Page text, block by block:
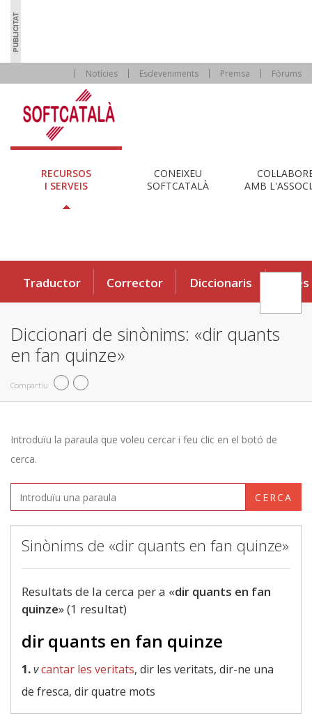
Notícies Esdeveniments Premsa Fòrums
RECURSOS
I SERVEIS
CONEIXEU
SOFTCATALÀ
AMB
Traductor Corrector Diccionaris Eines
Diccionari de sinònims: «dir quants
en fan quinze»
Compartiu
Introduïu la paraula que voleu cercar i feu clic en el botó de
cerca.
CERCA
Sinònims de «dir quants en fan quinze»
Resultats de la cerca per a «dir quants en fan
quinze» (1 resultat)
dir quants en fan quinze
1.vcantar les veritats, dir les veritats, dir-ne una
de fresca, dir quatre mots